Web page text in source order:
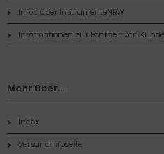
Infos über InstrumenteNRW
Informationen zur Echtheit von
Mehr über...
Index
Versandinfoseite